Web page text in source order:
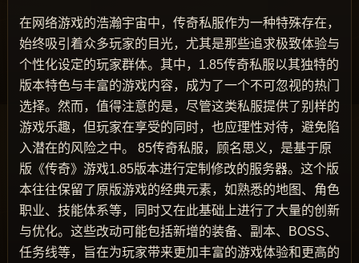
在网络游戏的浩瀚宇宙中，传奇私服作为一种特殊存在，
始终吸引着众多玩家的目光，尤其是那些追求极致体验与
个性化设定的玩家群体。其中，1.85传奇私服以其独特的
版本特色与丰富的游戏内容，成为了一个不可忽视的热门
选择。然而，值得注意的是，尽管这类私服提供了别样的
游戏乐趣，但玩家在享受的同时，也应理性对待，避免陷
入潜在的风险之中。 85传奇私服，顾名思义，是基于原
版《传奇》游戏1.85版本进行定制修改的服务器。这个版
本往往保留了原版游戏的经典元素，如熟悉的地图、角色
职业、技能体系等，同时又在此基础上进行了大量的创新
与优化。这些改动可能包括新增的装备、副本、BOSS、
任务线等，旨在为玩家带来更加丰富的游戏体验和更高的